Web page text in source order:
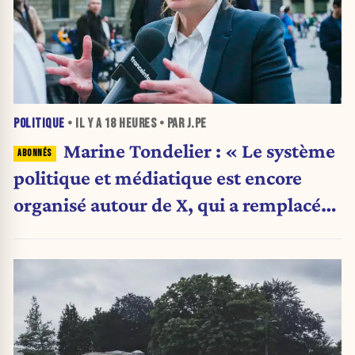
POLITIQUE • IL Y A 18 HEURES• PAR J.PE
Marine Tondelier : « Le système
politique et médiatique est encore
organisé autour de X, qui a remplacé